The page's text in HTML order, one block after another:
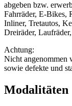
abgeben bzw.
Fahrräder, E-Bikes,
Inliner, Tretautos,
Dreiräder,
Achtung:
Nicht angenommen
sowie defekte und
Modalitäten